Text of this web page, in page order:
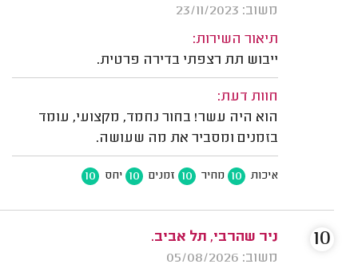
משוב: 23/11/2023
תיאור השירות:
ייבוש תת רצפתי בדירה פרטית.
חוות דעת:
הוא היה עשר! בחור נחמד, מקצועי, עומד
בזמנים ומסביר את מה שעושה.
איכות 10 מחיר 10 זמנים 10 יחס 10
ניר שהרבי, תל אביב.
משוב: 05/08/2026
10